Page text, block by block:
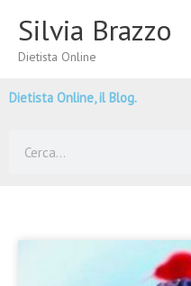
contenuto
Silvia Brazzo
Dietista Online
Dietista Online, il Blog.